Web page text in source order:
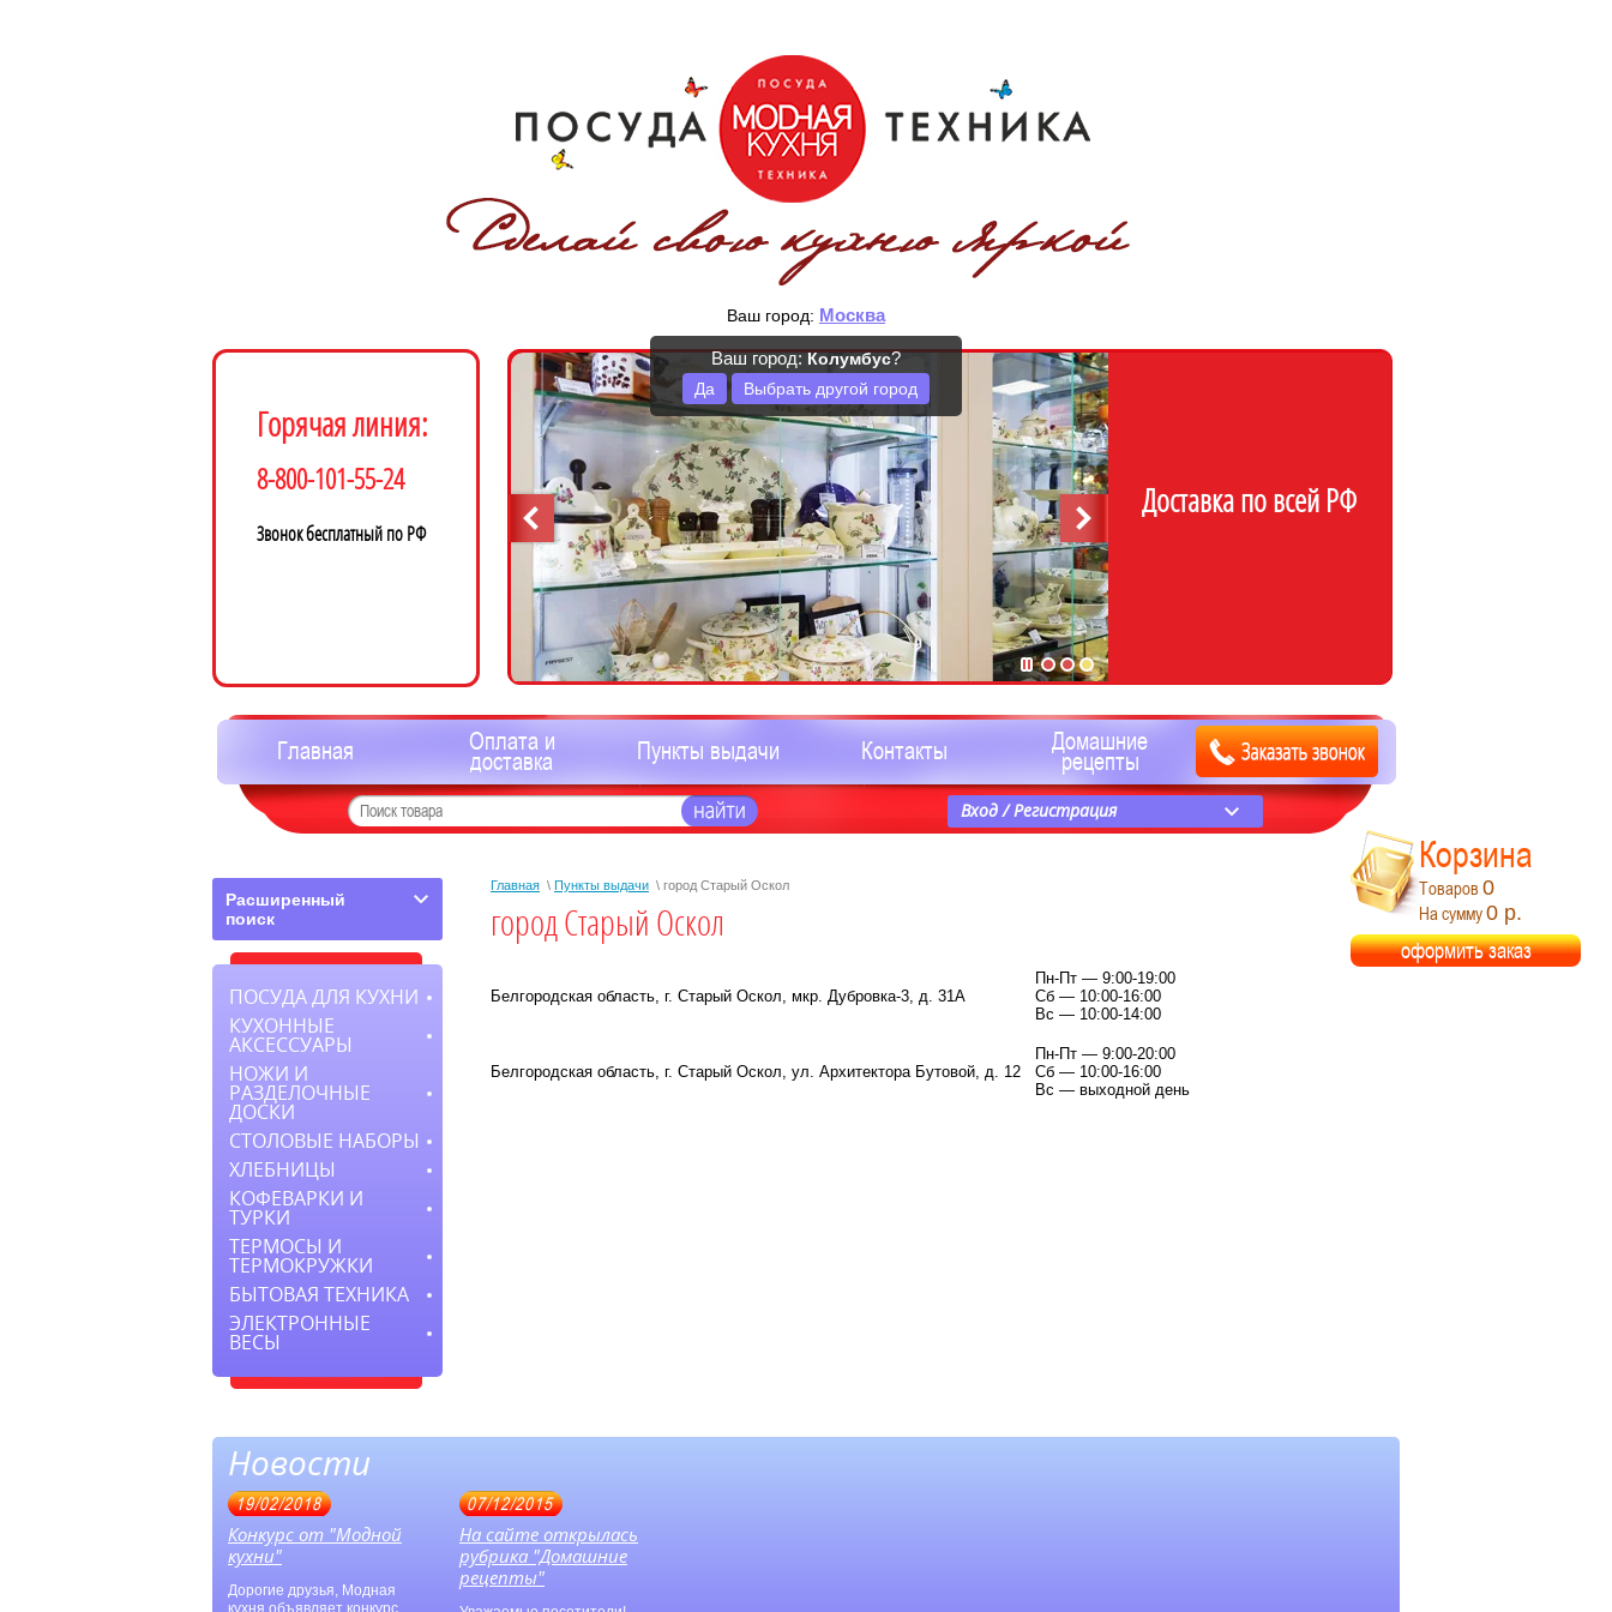
Ваш город: Москва
Ваш город:Колумбус?
Да Выбрать другой город
Горячая линия:
8-800-101-55-24
Звонок бесплатный по РФ
Доставка по всей РФ
Вход / Регистрация
Главная Оплата и
доставка Пункты выдачи Контакты Домашние
рецепты
Главная \ Пункты выдачи \ город Старый Оскол
город Старый Оскол
Белгородская область, г. Старый Оскол, мкр. Дубровка-3, д. 31А
Пн-Пт — 9:00-19:00
Сб — 10:00-16:00
Вс — 10:00-14:00
Белгородская область, г. Старый Оскол, ул. Архитектора Бутовой, д. 12
Пн-Пт — 9:00-20:00
Сб — 10:00-16:00
Вс — выходной день
Корзина
Товаров 0
На сумму0 р.
оформить заказ
Расширенный
поиск
ПОСУДА ДЛЯ КУХНИ
КУХОННЫЕ
АКСЕССУАРЫ
НОЖИ И
РАЗДЕЛОЧНЫЕ
ДОСКИ
СТОЛОВЫЕ НАБОРЫ
ХЛЕБНИЦЫ
КОФЕВАРКИ И
ТУРКИ
ТЕРМОСЫ И
ТЕРМОКРУЖКИ
БЫТОВАЯ ТЕХНИКА
ЭЛЕКТРОННЫЕ
ВЕСЫ
Новости
19/02/2018
Конкурс от "Модной
кухни"
Дорогие друзья, Модная
кухня объявляет конкурс,
07/12/2015
На сайте открылась
рубрика "Домашние
рецепты"